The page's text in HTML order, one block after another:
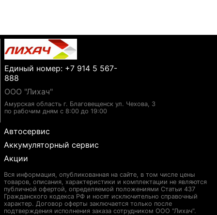
Единый номер: +7 914 5 567-
888
ООО "Лихач"
Амурская область г. Благовещенск ул. Чехова, 3
по рабочим дням с 8:00 до 19:00
Автосервис
Аккумуляторный сервис
Акции
Вся информация, опубликованная на сайте, в том числе цены
товаров, описания, характеристики и комплектации не являются
публичной офертой, определяемой положениями Статьи 437
Гражданского кодекса РФ и носят исключительно справочный
характер. Договор оферты заключается только после
подтверждения исполнения заказа сотрудником ООО "Лихач".